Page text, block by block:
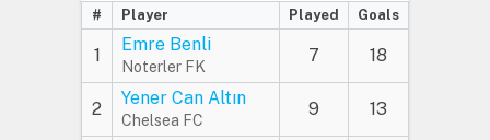
# Player Played Goals
1
Emre Benli
Noterler FK
7 18
2
Yener Can Altın
Chelsea FC
9 13